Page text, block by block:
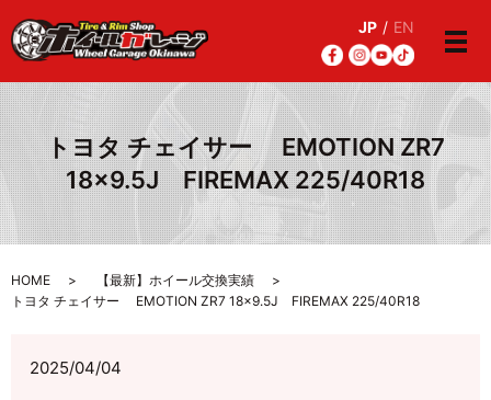
JP / EN
メ
トヨタ チェイサー EMOTION ZR7
18×9.5J FIREMAX 225/40R18
HOME
【最新】ホイール交換実績
トヨタ チェイサー EMOTION ZR7 18×9.5J FIREMAX 225/40R18
2025/04/04